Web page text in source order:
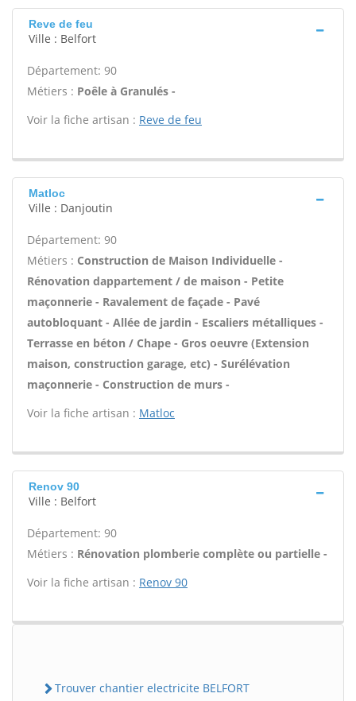
Reve de feu
Ville : Belfort
Département: 90
Métiers : Poêle à Granulés -
Voir la fiche artisan : Reve de feu
Matloc
Ville : Danjoutin
Département: 90
Métiers : Construction de Maison Individuelle -
Rénovation dappartement / de maison - Petite
maçonnerie - Ravalement de façade - Pavé
autobloquant - Allée de jardin - Escaliers métalliques -
Terrasse en béton / Chape - Gros oeuvre (Extension
maison, construction garage, etc) - Surélévation
maçonnerie - Construction de murs -
Voir la fiche artisan : Matloc
Renov 90
Ville : Belfort
Département: 90
Métiers : Rénovation plomberie complète ou partielle -
Voir la fiche artisan : Renov 90
Trouver chantier electricite BELFORT